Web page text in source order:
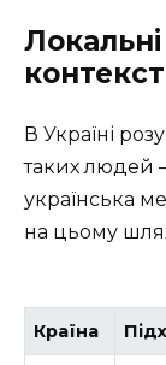
контекст
В Україні
таких людей
українська
на цьому
Країна